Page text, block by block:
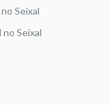
Seixal
Seixal